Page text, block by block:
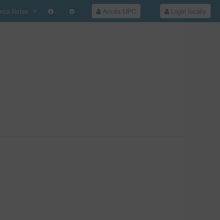
llistes Accés UPC Login locally